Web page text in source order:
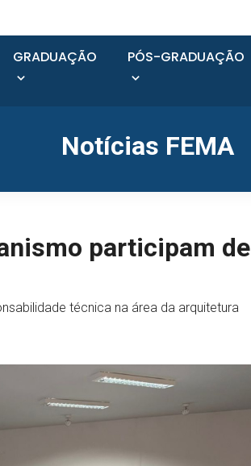
GRADUAÇÃO PÓS-GRADUAÇÃO
Notícias FEMA
participam de
técnica na área da arquitetura